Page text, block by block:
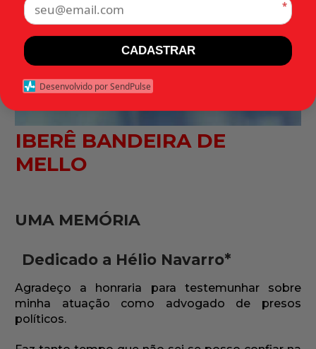
IBERÊ BANDEIRA DE
MELLO
UMA MEMÓRIA
Dedicado a Hélio Navarro*
Agradeço a honraria para testemunhar sobre
minha atuação como advogado de presos
políticos.
Desenvolvido por SendPulse